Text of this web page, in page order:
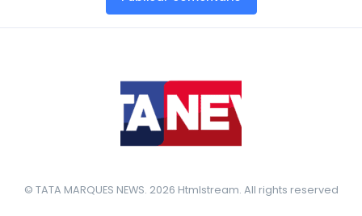
© TATA MARQUES NEWS. 2026 Htmlstream. All rights reserved